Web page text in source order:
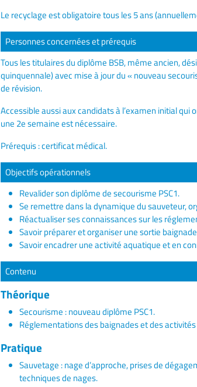
Le recyclage est obligatoire tous les 5 ans
Personnes concernées et prérequis
Tous les titulaires du diplôme BSB, même ancien,
quinquennale) avec mise à jour du « nouveau
de révision.
Accessible aussi aux candidats à l’examen initial
une 2e semaine est nécessaire.
Prérequis : certificat médical.
Objectifs opérationnels
Revalider son diplôme de secourisme PSC1.
Se remettre dans la dynamique du sauveteur,
Réactualiser ses connaissances sur les
Savoir préparer et organiser une sortie
Savoir encadrer une activité aquatique et en
Contenu
Théorique
Secourisme : nouveau diplôme PSC1.
Réglementations des baignades et des
Pratique
Sauvetage : nage d’approche, prises de
techniques de nages.